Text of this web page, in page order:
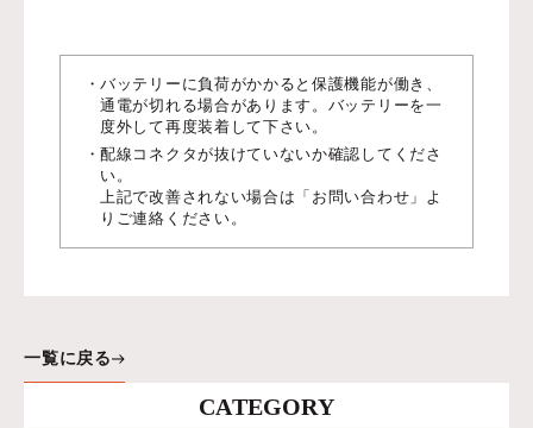
CATEGORY
バッテリーに負荷がかかると保護機能が働き、
通電が切れる場合があります。バッテリーを一
度外して再度装着して下さい。
配線コネクタが抜けていないか確認してくださ
い。
上記で改善されない場合は「お問い合わせ」よ
りご連絡ください。
一覧に戻る